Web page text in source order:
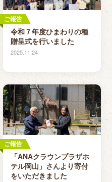
ご報告
令和７年度ひまわりの種
贈呈式を行いました
2025.11.24
ご報告
「ANAクラウンプラザホ
テル岡山」さんより寄付
をいただきました